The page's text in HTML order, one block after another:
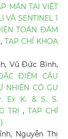
MẶN TẠI VIỆT
VÀ SENTINEL 1
TOÁN ĐÁM
, TẠP CHÍ KHOA
Vũ Đức Bình,
ĐIỂM CẤU
NHIÊN CÓ GỤ
Ex K. & S. S.
TRỊ,TẠP CHÍ
Nguyễn Thị